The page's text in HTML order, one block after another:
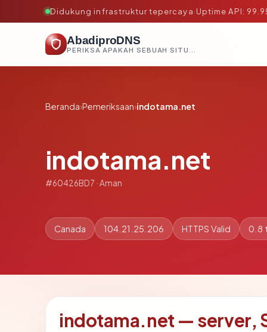
Didukung infrastruktur tepercaya·Uptime API:
AbadiproDNS
PERIKSA APAKAH SEBUAH SITUS AMAN, TEPERCAYA, DAN TERVERIFIKASI DALAM HITUNGAN DETIK.
Beranda›Pemeriksaan›indotama.net
indotama.net
#60426BD7 · Aman
Canada 104.21.25.206 HTTPS Valid 0.8
indotama.net — server,